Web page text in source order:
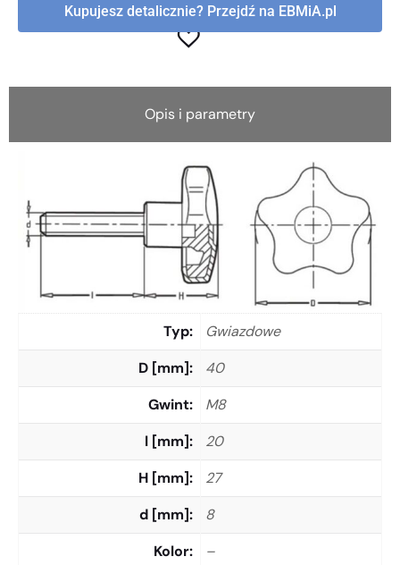
Kupujesz detalicznie? Przejdź na EBMiA.pl
Opis i parametry
Typ
Gwiazdowe
D [mm]
40
Gwint
M8
l [mm]
20
H [mm]
27
d [mm]
8
Kolor
–